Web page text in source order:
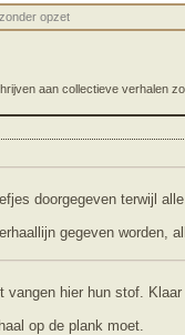
opzet
aan collectieve verhalen
doorgegeven terwijl
gegeven worden,
vangen hier hun stof.
op de plank moet.